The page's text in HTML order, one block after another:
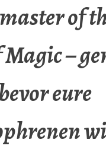
of
–
eure